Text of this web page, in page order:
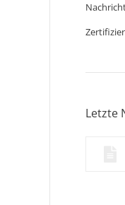
Letzte